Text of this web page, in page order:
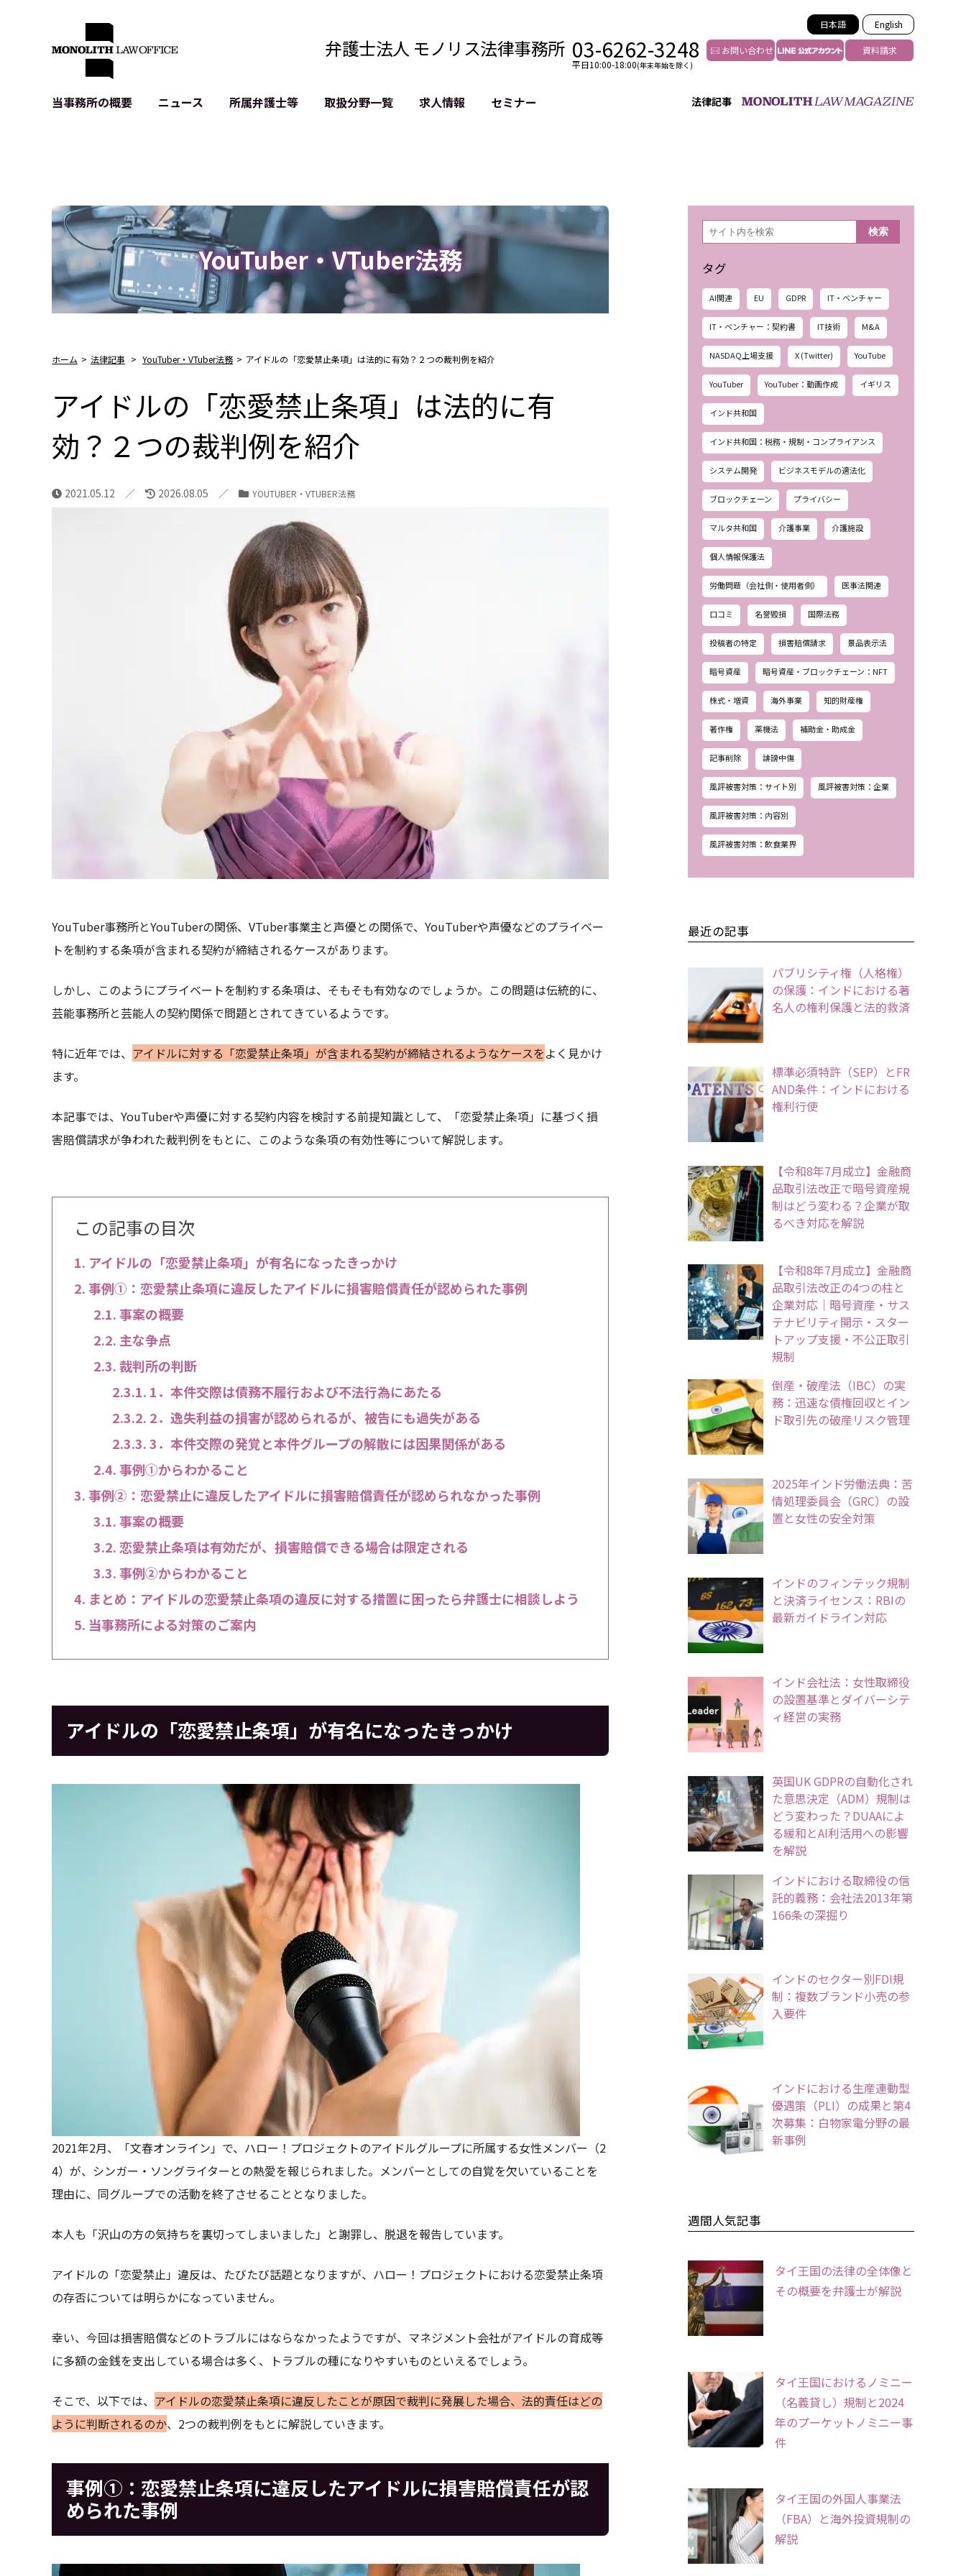
日本語 English
弁護士法人 モノリス法律事務所 03-6262-3248
平日10:00-18:00(年末年始を除く)
お問い合わせ 資料請求
法律記事
当事務所の概要
アクセス
ニュース 所属弁護士等 取扱分野一覧
IPO（上場）支援
生成AI関連法務
記事・LPの薬機法等チェック
D2C等の不正転売対策
サイバー犯罪の刑事告訴等
GDPR対応支援
リスティング汚染の削除対策
過去の芸能等活動の削除
YouTube等SNSのM&A
求人情報 セミナー
YouTuber・VTuber法務
ホーム > 法律記事 > YouTuber・VTuber法務 > アイドルの「恋愛禁止条項」は法的に有効？２つの裁判例を紹介
アイドルの「恋愛禁止条項」は法的に有
効？２つの裁判例を紹介
2021.05.12 2026.08.05 YOUTUBER・VTUBER法務
YouTuber事務所とYouTuberの関係、VTuber事業主と声優との関係で、YouTuberや声優などのプライベー
トを制約する条項が含まれる契約が締結されるケースがあります。
しかし、このようにプライベートを制約する条項は、そもそも有効なのでしょうか。この問題は伝統的に、
芸能事務所と芸能人の契約関係で問題とされてきているようです。
特に近年では、 アイドルに対する「恋愛禁止条項」が含まれる契約が締結されるようなケースをよく見かけ
ます。
本記事では、YouTuberや声優に対する契約内容を検討する前提知識として、「恋愛禁止条項」に基づく損
害賠償請求が争われた裁判例をもとに、このような条項の有効性等について解説します。
この記事の目次
アイドルの「恋愛禁止条項」が有名になったきっかけ
事例①：恋愛禁止条項に違反したアイドルに損害賠償責任が認められた事例
事案の概要
主な争点
裁判所の判断
1．本件交際は債務不履行および不法行為にあたる
2．逸失利益の損害が認められるが、被告にも過失がある
3．本件交際の発覚と本件グループの解散には因果関係がある
事例①からわかること
事例②：恋愛禁止に違反したアイドルに損害賠償責任が認められなかった事例
事案の概要
恋愛禁止条項は有効だが、損害賠償できる場合は限定される
事例②からわかること
まとめ：アイドルの恋愛禁止条項の違反に対する措置に困ったら弁護士に相談しよう
当事務所による対策のご案内
アイドルの「恋愛禁止条項」が有名になったきっかけ
2021年2月、「文春オンライン」で、ハロー！プロジェクトのアイドルグループに所属する女性メンバー（2
4）が、シンガー・ソングライターとの熱愛を報じられました。メンバーとしての自覚を欠いていることを
理由に、同グループでの活動を終了させることとなりました。
本人も「沢山の方の気持ちを裏切ってしまいました」と謝罪し、脱退を報告しています。
アイドルの「恋愛禁止」違反は、たびたび話題となりますが、ハロー！プロジェクトにおける恋愛禁止条項
の存否については明らかになっていません。
幸い、今回は損害賠償などのトラブルにはならなかったようですが、マネジメント会社がアイドルの育成等
に多額の金銭を支出している場合は多く、トラブルの種になりやすいものといえるでしょう。
そこで、以下では、 アイドルの恋愛禁止条項に違反したことが原因で裁判に発展した場合、法的責任はどの
ように判断されるのか、2つの裁判例をもとに解説していきます。
事例①：恋愛禁止条項に違反したアイドルに損害賠償責任が認
められた事例
検
索 検索
タグ
AI関連 EU GDPR IT・ベンチャー
IT・ベンチャー：契約書 IT技術 M&A
NASDAQ上場支援 X (Twitter) YouTube
YouTuber YouTuber：動画作成 イギリス
インド共和国
インド共和国：税務・規制・コンプライアンス
システム開発 ビジネスモデルの適法化
ブロックチェーン プライバシー
マルタ共和国 介護事業 介護施設
個人情報保護法
労働問題（会社側・使用者側） 医事法関連
口コミ 名誉毀損 国際法務
投稿者の特定 損害賠償請求 景品表示法
暗号資産 暗号資産・ブロックチェーン：NFT
株式・増資 海外事業 知的財産権
著作権 薬機法 補助金・助成金
記事削除 誹謗中傷
風評被害対策：サイト別 風評被害対策：企業
風評被害対策：内容別
風評被害対策：飲食業界
最近の記事
パブリシティ権（人格権）
の保護：インドにおける著
名人の権利保護と法的救済
標準必須特許（SEP）とFR
AND条件：インドにおける
権利行使
【令和8年7月成立】金融商
品取引法改正で暗号資産規
制はどう変わる？企業が取
るべき対応を解説
【令和8年7月成立】金融商
品取引法改正の4つの柱と
企業対応｜暗号資産・サス
テナビリティ開示・スター
トアップ支援・不公正取引
規制
倒産・破産法（IBC）の実
務：迅速な債権回収とイン
ド取引先の破産リスク管理
2025年インド労働法典：苦
情処理委員会（GRC）の設
置と女性の安全対策
インドのフィンテック規制
と決済ライセンス：RBIの
最新ガイドライン対応
インド会社法：女性取締役
の設置基準とダイバーシテ
ィ経営の実務
英国UK GDPRの自動化され
た意思決定（ADM）規制は
どう変わった？DUAAによ
る緩和とAI利活用への影響
を解説
インドにおける取締役の信
託的義務：会社法2013年第
166条の深掘り
インドのセクター別FDI規
制：複数ブランド小売の参
入要件
インドにおける生産連動型
優遇策（PLI）の成果と第4
次募集：白物家電分野の最
新事例
週間人気記事
タイ王国の法律の全体像と
その概要を弁護士が解説
タイ王国におけるノミニー
（名義貸し）規制と2024
年のプーケットノミニー事
件
タイ王国の外国人事業法
（FBA）と海外投資規制の
解説